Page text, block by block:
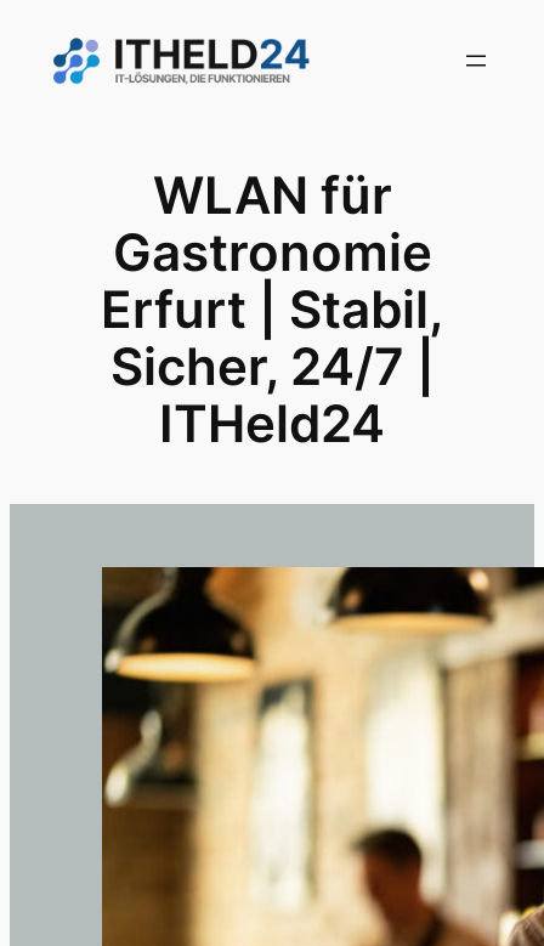
Inhalt
springen
WLAN für
Gastronomie
Erfurt | Stabil,
Sicher, 24/7 |
ITHeld24